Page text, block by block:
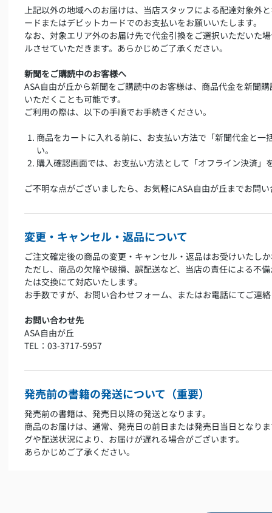
上記以外の地域へのお届けは、当店スタッフによる配達対象外
ードまたはデビットカードでのお支払いをお願いいたします。
なお、対象エリア外のお届け先で代金引換をご選択いただいた
ルさせていただきます。あらかじめご了承ください。
新聞をご購読中のお客様へ
ASA自由が丘から新聞をご購読中のお客様は、商品代金を新聞
いただくことも可能です。
ご利用の際は、以下の手順でお手続きください。
商品をカートに入れる前に、お支払い方法で「新聞代金と一
い。
購入確認画面では、お支払い方法として「オフライン決済」
ご不明な点がございましたら、お気軽にASA自由が丘までお問
変更・キャンセル・返品について
ご注文確定後の商品の変更・キャンセル・返品はお受けいたし
ただし、商品の欠陥や破損、誤配送など、当店の責任による不
たは交換にて対応いたします。
お手数ですが、お問い合わせフォーム、またはお電話にてご連
お問い合わせ先
ASA自由が丘
TEL：03-3717-5957
発売前の書籍の発送について（重要）
発売前の書籍は、発売日以降の発送となります。
商品のお届けは、通常、発売日の前日または発売日当日となり
グや配送状況により、お届けが遅れる場合がございます。
あらかじめご了承ください。